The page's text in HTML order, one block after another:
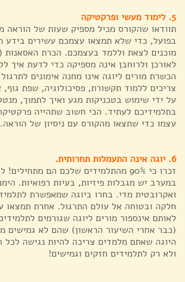
5. לימוד מעשי ופרקטיקה
תוודאו שהקורס מכיל מספיק שעות של הוראה
בפועל, כדי שלא תמצאו עצמכם עשירים בידע
מוכנים לצאת וללמד בעצמכם. הכרת האסאנות
לאורכן ולרוחבן אינה מספיקה כדי לדעת איך
הכשרת מורים ליוגה אינו מחנה אימונים
צריכים ללמוד תקשורת, פסיכולוגיה, שפת גוף,
על ידי שימוש בטכניקות מגע ואיך לתמוך,
בתלמידיכם לעתיד. הכי חשוב שתהייה
עצמו כדי שתצאו מהקורס עם ניסיון של הוראה.
6. יוגה אינה התעמלות תחרותית.
זכרו כי 90% מהתלמידים שלכם הם
במערב יש מגבלות פיזיות, בעיות רפואיות.
ואקרובטית מדי. בחרו ביוגה שמאפשרת
חלקה ובטוחה אל עולם התרגול. אחרת תמצאו
לאותם אינספור מורים ליוגה שגורמים
(כבר אחרי השיעור הראשון) שהם לא גמישים
היוגה שאתם מלמדים צריכה להיות נגישה לכל
ולא רק לתלמידים חזקים וגמישים!